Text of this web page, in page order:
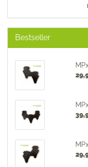
Bestseller